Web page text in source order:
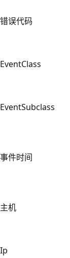
错误代码
EventClass
EventSubclass
事件时间
主机
Ip